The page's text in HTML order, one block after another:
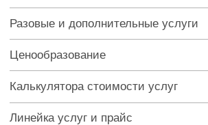
7 типов клиентов для работы
Практические занятия
Продвижение во Вконтакте
Продвижение в Телеграме